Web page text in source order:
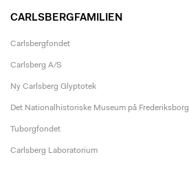
CARLSBERGFAMILIEN
Carlsbergfondet
Carlsberg A/S
Ny Carlsberg Glyptotek
Det Nationalhistoriske Museum på Frederiksborg
Tuborgfondet
Carlsberg Laboratorium